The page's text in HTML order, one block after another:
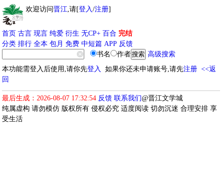
欢迎访问晋江,请[登入/注册]
首页 古言 现言 纯爱 衍生 无CP+ 百合 完结
分类 排行 全本 包月 免费 中短篇 APP 反馈
书名
作者
高级搜索
本功能需登入后使用,请你先登入 如果你还未申请账号,请先注册 <<返
回
最后生成：2026-08-07 17:32:54 反馈 联系我们@晋江文学城
纯属虚构 请勿模仿 版权所有 侵权必究 适度阅读 切勿沉迷 合理安排 享
受生活